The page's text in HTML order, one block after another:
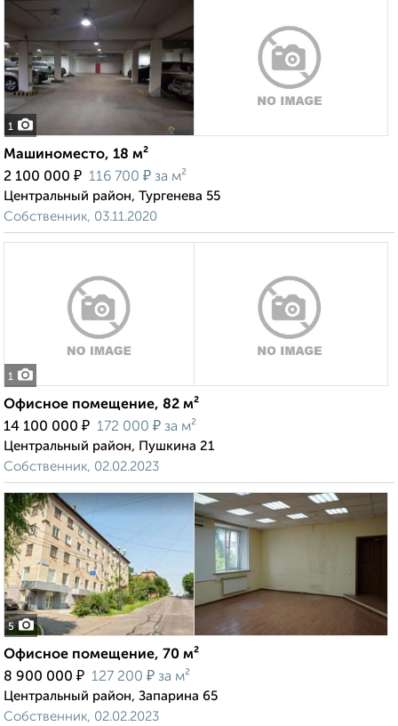
1
Машиноместо, 18 м²
2 100 000 ₽ 116 700 ₽ за м²
Центральный район, Тургенева 55
Собственник, 03.11.2020
1
Офисное помещение, 82 м²
14 100 000 ₽ 172 000 ₽ за м²
Центральный район, Пушкина 21
Собственник, 02.02.2023
5
Офисное помещение, 70 м²
8 900 000 ₽ 127 200 ₽ за м²
Центральный район, Запарина 65
Собственник, 02.02.2023